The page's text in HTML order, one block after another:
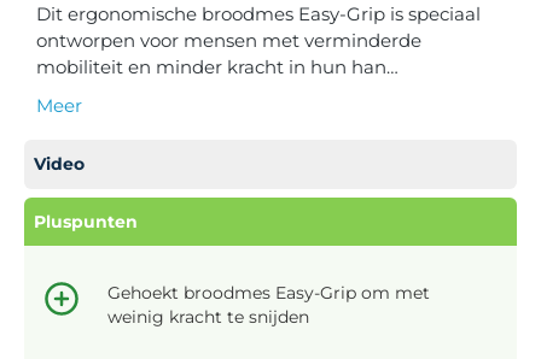
Dit ergonomische broodmes Easy-Grip is speciaal
ontworpen voor mensen met verminderde
mobiliteit en minder kracht in hun han…
Meer
Video
Pluspunten
Gehoekt broodmes Easy-Grip om met
weinig kracht te snijden